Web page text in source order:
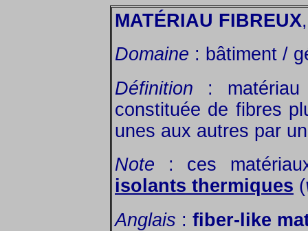
MATÉRIAU FIBREUX
Domaine : bâtiment /
Définition :
constituée de fibres
unes aux autres par
Note : ces
isolants thermiques (
Anglais : fiber-like